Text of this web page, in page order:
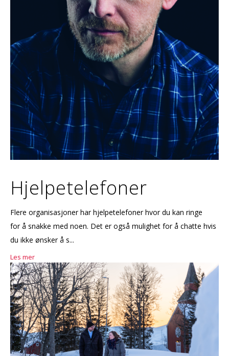
Hjelpetelefoner
Flere organisasjoner har hjelpetelefoner hvor du kan ringe
for å snakke med noen. Det er også mulighet for å chatte hvis
du ikke ønsker å s...
Les mer